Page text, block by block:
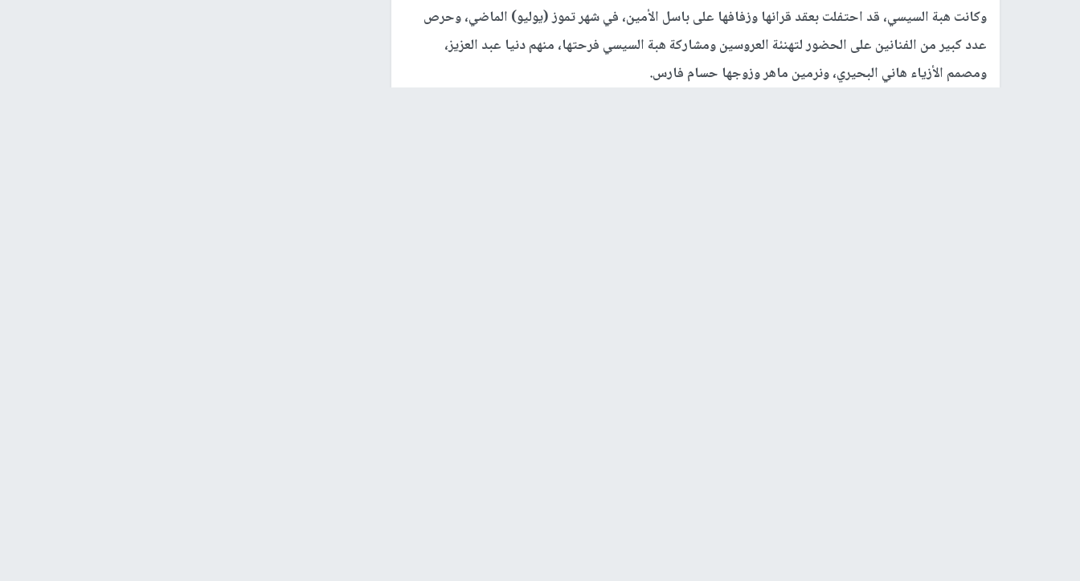
وكانت هبة السيسي، قد احتفلت بعقد قرانها وزفافها على باسل الأمين، في شهر تموز (يوليو) الماضي، وحرص
عدد كبير من الفنانين على الحضور لتهنئة العروسين ومشاركة هبة السيسي فرحتها، منهم دنيا عبد العزيز،
ومصمم الأزياء هاني البحيري، ونرمين ماهر وزوجها حسام فارس.